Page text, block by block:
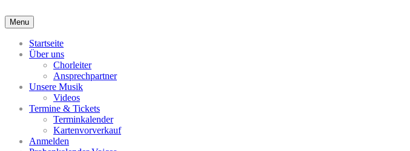
to
content
Menu
Startseite
Über uns
Chorleiter
Ansprechpartner
Unsere Musik
Videos
Termine & Tickets
Terminkalender
Kartenvorverkauf
Anmelden